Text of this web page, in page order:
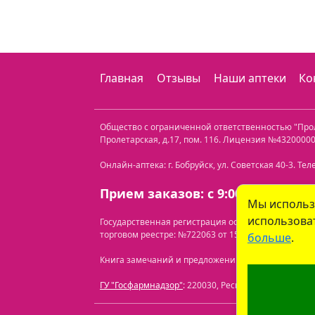
Главная Отзывы Наши аптеки
Общество с ограниченной ответственностью
Пролетарская, д.17, пом. 116. Лицензия
Онлайн-аптека: г. Бобруйск, ул. Советская 40-3.
Прием заказов: с 9:00 до 21:00.
Государственная регистрация осуществлена
торговом реестре: №722063 от 15.07.2024.
Книга замечаний и предложений находится по
ГУ "Госфармнадзор": 220030, Республика
Мы
больше.